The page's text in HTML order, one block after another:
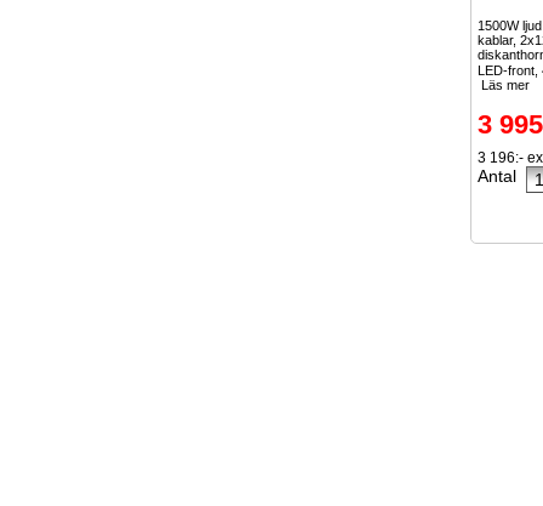
1500W
kablar,
LED-front,
Läs mer
3
3 196:-
Antal